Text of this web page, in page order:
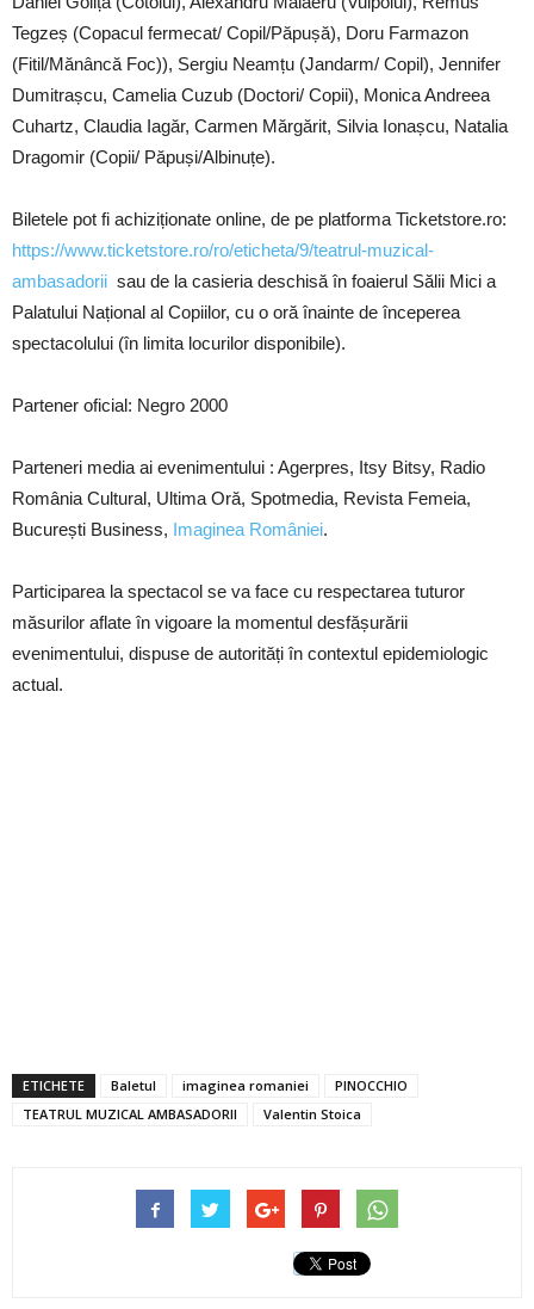
Tegzeș (Copacul fermecat/ Copil/Păpușă), Doru Farmazon
(Fitil/Mănâncă Foc)), Sergiu Neamțu (Jandarm/ Copil), Jennifer
Dumitrașcu, Camelia Cuzub (Doctori/ Copii), Monica Andreea
Cuhartz, Claudia Iagăr, Carmen Mărgărit, Silvia Ionașcu, Natalia
Dragomir (Copii/ Păpuși/Albinuțe).
Biletele pot fi achiziționate online, de pe platforma Ticketstore.ro:
https://www.ticketstore.ro/ro/eticheta/9/teatrul-muzical-
ambasadorii sau de la casieria deschisă în foaierul Sălii Mici a
Palatului Național al Copiilor, cu o oră înainte de începerea
spectacolului (în limita locurilor disponibile).
Partener oficial: Negro 2000
Parteneri media ai evenimentului : Agerpres, Itsy Bitsy, Radio
România Cultural, Ultima Oră, Spotmedia, Revista Femeia,
București Business, Imaginea României.
Participarea la spectacol se va face cu respectarea tuturor
măsurilor aflate în vigoare la momentul desfășurării
evenimentului, dispuse de autorități în contextul epidemiologic
actual.
ETICHETE Baletul imaginea romaniei
PINOCCHIO
TEATRUL MUZICAL AMBASADORII
Valentin Stoica